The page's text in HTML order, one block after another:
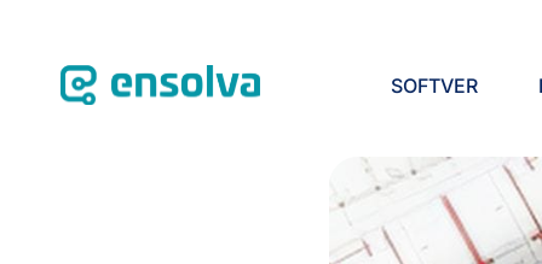
SOFTVER